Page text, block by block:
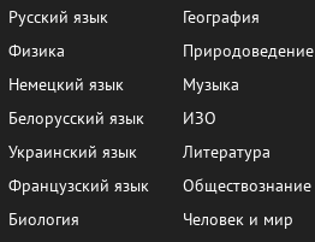
Русский язык
Физика
Немецкий язык
Белорусский язык
Украинский язык
Французский язык
Биология
География
Природоведение
Музыка
ИЗО
Литература
Обществознание
Человек и мир